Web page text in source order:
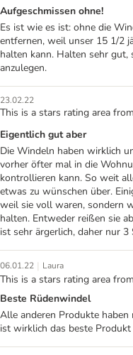
Aufgeschmissen ohne!
Es ist wie es ist: ohne die
entfernen, weil unser 15 1/2
halten kann. Halten sehr
anzulegen.
23.02.22
This is a stars rating area
Eigentlich gut aber
Die Windeln haben wirklich
vorher öfter mal in die
kontrollieren kann. So weit
etwas zu wünschen über.
weil sie voll waren, sondern
halten. Entweder reißen sie
ist sehr ärgerlich, daher nur 3
06.01.22 | Laura
This is a stars rating area
Beste Rüdenwindel
Alle anderen Produkte
ist wirklich das beste